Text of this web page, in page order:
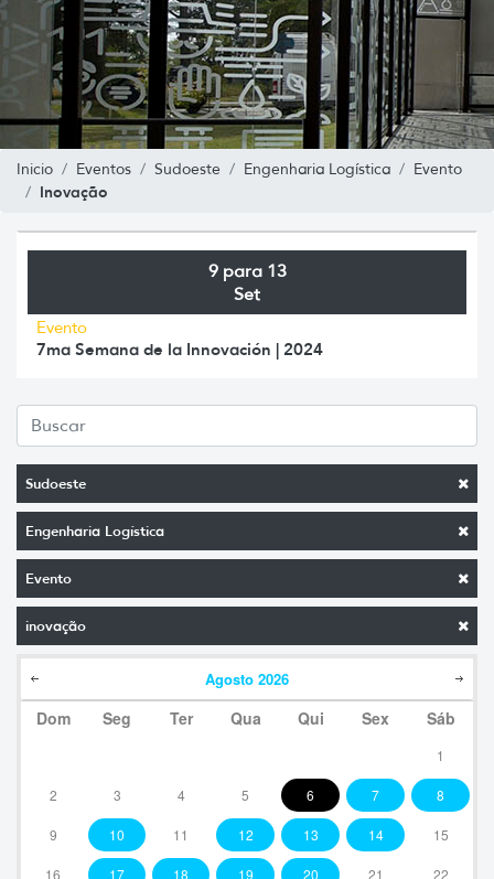
Inicio Eventos Sudoeste Engenharia Logística Evento
Inovação
Sudoeste
Engenharia Logística
Evento
inovação
Agosto 2026
Dom Seg Ter Qua Qui Sex Sáb
1
2 3 4 5 6 7 8
9 10 11 12 13 14 15
16 17 18 19 20 21 22
9 para 13
Set
Evento
7ma Semana de la Innovación | 2024